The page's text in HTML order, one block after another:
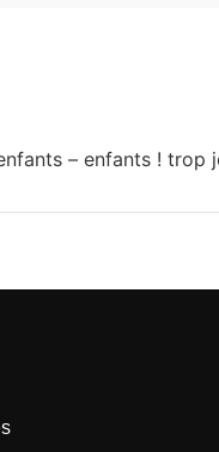
– enfants ! trop